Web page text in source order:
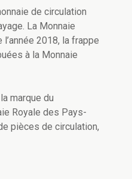
de circulation
La Monnaie
2018, la frappe
à la Monnaie
marque du
Royale des Pays-
pièces de circulation,